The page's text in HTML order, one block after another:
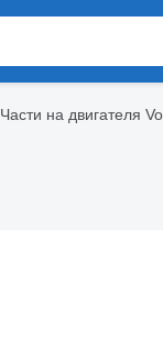
Части на двигателя